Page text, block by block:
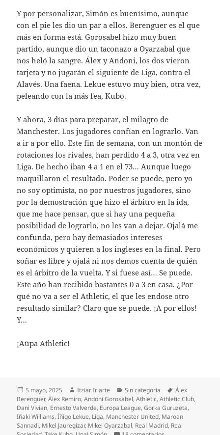
Y por personalizar, Simón es buenísimo, aunque
con el pie les dio un par a ellos. Berenguer es el que
más en forma está. Gorosabel hizo muy buen
partido, aunque dio un taconazo a Oyarzabal que
nos heló la sangre. Álex y Andoni, los dos vieron
tarjeta y no jugarán el siguiente de Liga, contra el
Alavés. Una faena. Lekue estuvo muy bien, otra vez,
peleando con la más fea, Kubo.
Y ahora, 3 días para preparar, el milagro de
Manchester. Los jugadores confían en lograrlo. Van
a ir a por ello. Este fin de semana, con un montón de
rotaciones los rivales, han perdido 4 a 3, otra vez en
Liga. De hecho iban 4 a 1 en el 73… Aunque luego
maquillaron el resultado. Poder se puede, pero yo
no soy optimista, no por nuestros jugadores, sino
por la demostración que hizo el árbitro en la ida,
que me hace pensar, que si hay una pequeña
posibilidad de lograrlo, no les van a dejar. Ojalá me
confunda, pero hay demasiados intereses
económicos y quieren a los ingleses en la final. Pero
soñar es libre y ojalá ni nos demos cuenta de quién
es el árbitro de la vuelta. Y si fuese así… Se puede.
Este año han recibido bastantes 0 a 3 en casa. ¿Por
qué no va a ser el Athletic, el que les endose otro
resultado similar? Claro que se puede. ¡A por ellos!
Y…
¡Aúpa Athletic!
Publicado
el
5 mayo, 2025 Autor
Itziar Iriarte Categorías
Sin categoría Etiquetas
Álex
Berenguer,Álex Remiro,Andoni Gorosabel,Athletic,Athletic Club,
Dani Vivian, Ernesto Valverde, Europa League,Gorka Guruzeta,
Iñaki Williams,Íñigo Lekue, Liga, Manchester United, Maroan
Sannadi, Mikel Jauregizar, Mikel Oyarzabal, Real Madrid, Real